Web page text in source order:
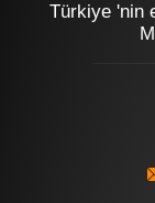
Türkiye 'nin